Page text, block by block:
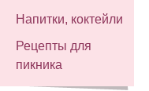
Напитки, коктейли
Рецепты для
пикника